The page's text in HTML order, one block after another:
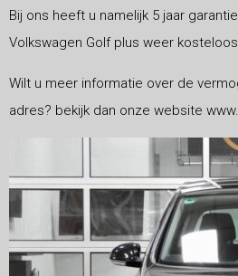
Bij ons heeft u namelijk 5 jaar
Volkswagen Golf plus weer
Wilt u meer informatie over de
adres? bekijk dan onze website